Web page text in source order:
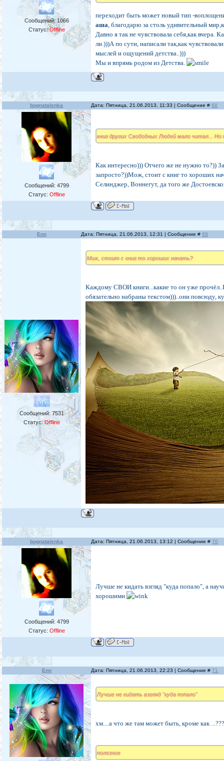
Сообщений:1066
Статус:Offline
переходит быть может новый тип -
аша, благодарю за столь удивительный
Давно я так не чувствовала себя,как вчера.
ли.)))А по сути, написали так,как
мыслей и ощущений детства..)))
Мы и впрямь родом из Детства.
bognatalenka Дата: Пятница, 21.06.2013, 11:33 | Сообщение #68
Сообщений: 4799
Статус: Offline
книг других Свободных Людей мало читал... Но
Как интересно))) Отчего же не нужно то?))
запросто?))Мож, стоит с книг то хороших
Селинджер, Воннегут, да того же
Enn Дата: Пятница, 21.06.2013, 12:31 | Сообщение #69
Сообщений: 7531
Статус:Offline
Мож, стоит с книг то хороших начать?
Каждому СВОИ книги...какие то он уже
обязательно набраны текстом)))..они повсюду,
bognatalenka Дата: Пятница, 21.06.2013, 13:12 | Сообщение #70
Сообщений: 4799
Статус: Offline
Лучше не кидать взгляд "куда попало", а
хорошими
Enn Дата: Пятница, 21.06.2013, 22:23 | Сообщение #71
Лучше не кидать взгляд "куда попало"
хм....а что же там может быть, кроме как
полезное